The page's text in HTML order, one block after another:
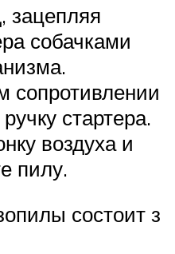
зацепляя
собачками
сопротивлении
стартера.
воздуха и
пилу.
состоит з